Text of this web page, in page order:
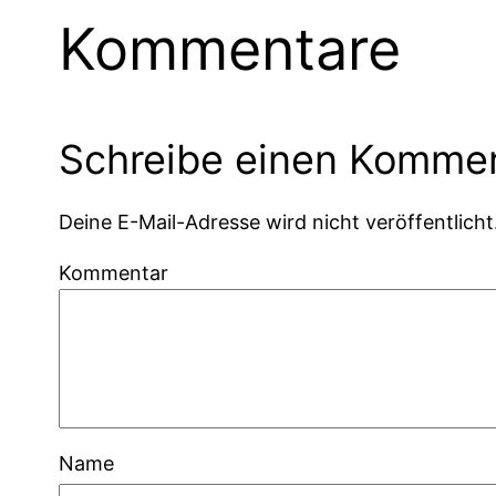
Kommentare
Schreibe einen
Deine E-Mail-Adresse wird nicht
Kommentar
Name